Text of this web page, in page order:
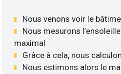
Nous venons voir le
Nous mesurons
maximal
Grâce à cela, nous
Nous estimons alors le